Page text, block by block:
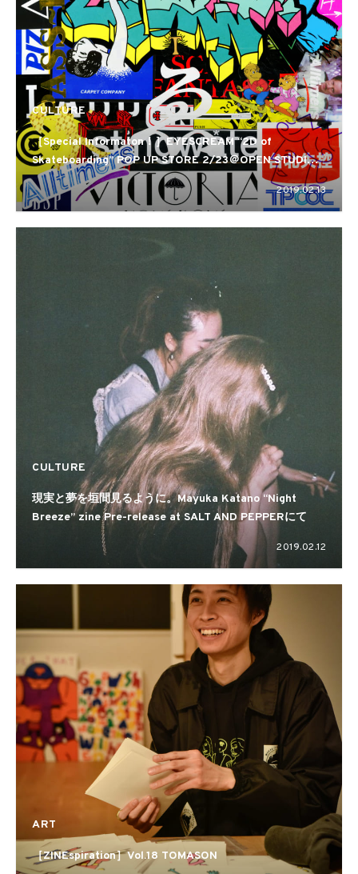
CULTURE
［Special Informaton！］EYESCREAM “2D of
Skateboarding” POP UP STORE 2/23＠OPEN STUDIO
HARAJUKU
2019.02.13
CULTURE
現実と夢を垣間見るように。Mayuka Katano “Night
Breeze” zine Pre-release at SALT AND PEPPERにて
2019.02.12
ART
［ZINEspiration］Vol.18 TOMASON